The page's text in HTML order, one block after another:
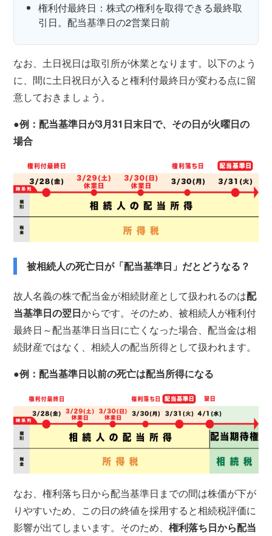
権利付最終日：株式の権利を取得できる最終取
引日。配当基準日の2営業日前
なお、土日祝日は取引所が休業となります。以下のよう
に、間に土日祝日が入ると権利付最終日が変わる点に留
意しておきましょう。
●例：配当基準日が3月31日末日で、その日が火曜日の
場合
被相続人の死亡日が「配当基準日」だとどうなる？
故人名義の株で配当金が相続財産として扱われるのは配
当基準日の翌日からです。そのため、被相続人が権利付
最終日～配当基準日当日に亡くなった場合、配当金は相
続財産ではなく、相続人の配当所得として扱われます。
●例：配当基準日以前の死亡は配当所得になる
なお、権利落ち日から配当基準日までの間は株価が下が
りやすいため、この日の終値を採用すると相続税評価に
影響が出てしまいます。そのため、権利落ち日から配当